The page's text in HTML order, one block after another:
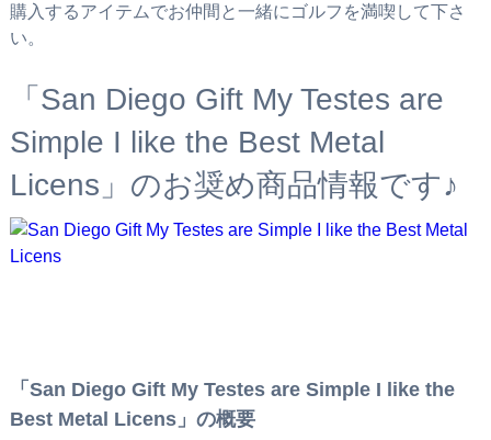
購入するアイテムでお仲間と一緒にゴルフを満喫して下さ
い。
「San Diego Gift My Testes are
Simple I like the Best Metal
Licens」のお奨め商品情報です♪
「San Diego Gift My Testes are Simple I like the
Best Metal Licens」の概要